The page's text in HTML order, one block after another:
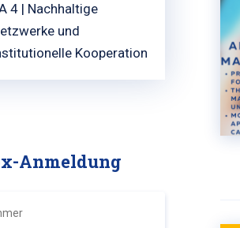
4 | Nachhaltige
und
Kooperation
Anmeldung